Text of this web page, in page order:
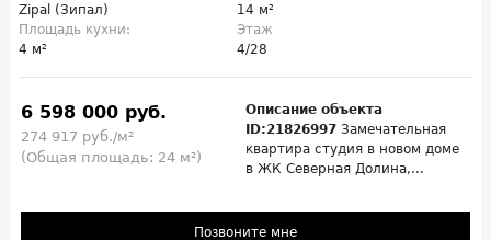
Zipal (Зипал)
14 м²
Площадь кухни:
4 м²
Этаж
4/28
6 598 000 руб.
274 917 руб./м²
(Общая площадь: 24 м²)
Описание объекта
ID:21826997 Замечательная
квартира студия в новом доме
в ЖК Северная Долина,...
Позвоните мне